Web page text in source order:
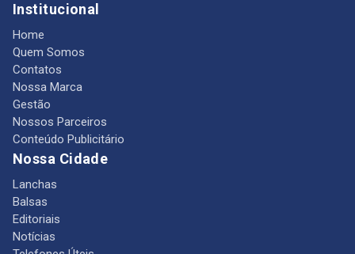
Institucional
Home
Quem Somos
Contatos
Nossa Marca
Gestão
Nossos Parceiros
Conteúdo Publicitário
Nossa Cidade
Lanchas
Balsas
Editoriais
Notícias